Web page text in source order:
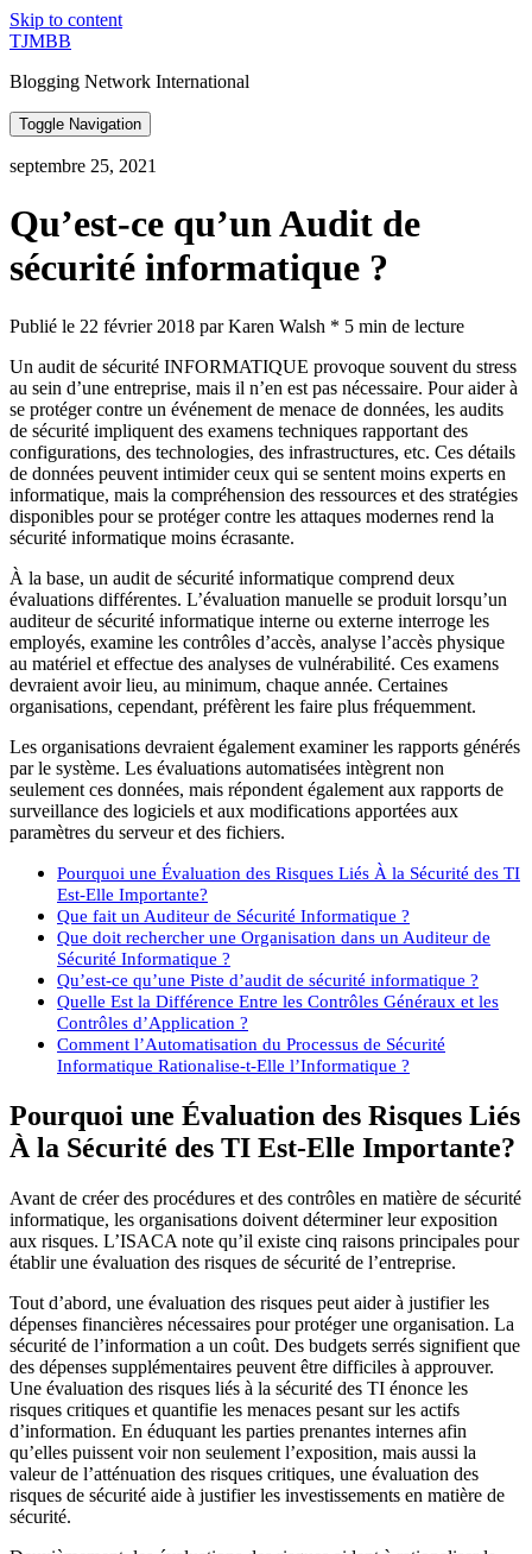
Skip to content
TJMBB
Blogging Network International
Toggle Navigation
septembre 25, 2021
Qu’est-ce qu’un Audit de
sécurité informatique ?
Publié le 22 février 2018 par Karen Walsh * 5 min de lecture
Un audit de sécurité INFORMATIQUE provoque souvent du stress
au sein d’une entreprise, mais il n’en est pas nécessaire. Pour aider à
se protéger contre un événement de menace de données, les audits
de sécurité impliquent des examens techniques rapportant des
configurations, des technologies, des infrastructures, etc. Ces détails
de données peuvent intimider ceux qui se sentent moins experts en
informatique, mais la compréhension des ressources et des stratégies
disponibles pour se protéger contre les attaques modernes rend la
sécurité informatique moins écrasante.
À la base, un audit de sécurité informatique comprend deux
évaluations différentes. L’évaluation manuelle se produit lorsqu’un
auditeur de sécurité informatique interne ou externe interroge les
employés, examine les contrôles d’accès, analyse l’accès physique
au matériel et effectue des analyses de vulnérabilité. Ces examens
devraient avoir lieu, au minimum, chaque année. Certaines
organisations, cependant, préfèrent les faire plus fréquemment.
Les organisations devraient également examiner les rapports générés
par le système. Les évaluations automatisées intègrent non
seulement ces données, mais répondent également aux rapports de
surveillance des logiciels et aux modifications apportées aux
paramètres du serveur et des fichiers.
Pourquoi une Évaluation des Risques Liés À la Sécurité des TI
Est-Elle Importante?
Que fait un Auditeur de Sécurité Informatique ?
Que doit rechercher une Organisation dans un Auditeur de
Sécurité Informatique ?
Qu’est-ce qu’une Piste d’audit de sécurité informatique ?
Quelle Est la Différence Entre les Contrôles Généraux et les
Contrôles d’Application ?
Comment l’Automatisation du Processus de Sécurité
Informatique Rationalise-t-Elle l’Informatique ?
Pourquoi une Évaluation des Risques Liés
À la Sécurité des TI Est-Elle Importante?
Avant de créer des procédures et des contrôles en matière de sécurité
informatique, les organisations doivent déterminer leur exposition
aux risques. L’ISACA note qu’il existe cinq raisons principales pour
établir une évaluation des risques de sécurité de l’entreprise.
Tout d’abord, une évaluation des risques peut aider à justifier les
dépenses financières nécessaires pour protéger une organisation. La
sécurité de l’information a un coût. Des budgets serrés signifient que
des dépenses supplémentaires peuvent être difficiles à approuver.
Une évaluation des risques liés à la sécurité des TI énonce les
risques critiques et quantifie les menaces pesant sur les actifs
d’information. En éduquant les parties prenantes internes afin
qu’elles puissent voir non seulement l’exposition, mais aussi la
valeur de l’atténuation des risques critiques, une évaluation des
risques de sécurité aide à justifier les investissements en matière de
sécurité.